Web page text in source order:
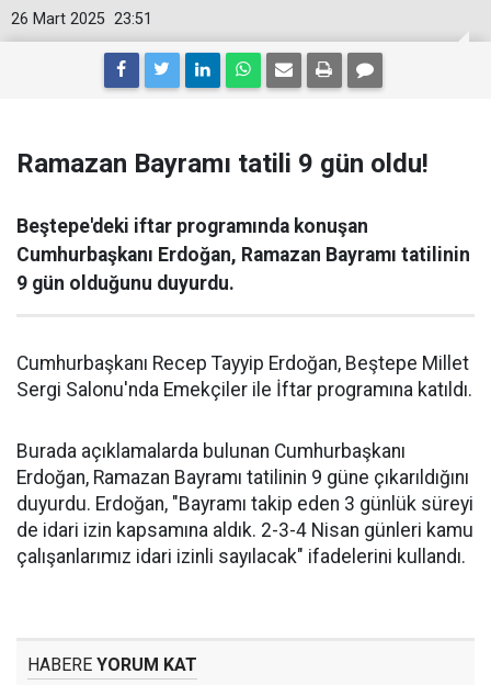
23:51
26 Mart 2025
Ramazan Bayramı tatili 9 gün oldu!
Beştepe'deki iftar programında konuşan
Cumhurbaşkanı Erdoğan, Ramazan Bayramı tatilinin
9 gün olduğunu duyurdu.
Cumhurbaşkanı Recep Tayyip Erdoğan, Beştepe Millet
Sergi Salonu'nda Emekçiler ile İftar programına katıldı.
Burada açıklamalarda bulunan Cumhurbaşkanı
Erdoğan, Ramazan Bayramı tatilinin 9 güne çıkarıldığını
duyurdu. Erdoğan, "Bayramı takip eden 3 günlük süreyi
de idari izin kapsamına aldık. 2-3-4 Nisan günleri kamu
çalışanlarımız idari izinli sayılacak" ifadelerini kullandı.
HABERE YORUM KAT